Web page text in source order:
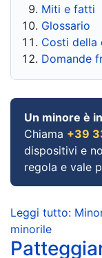
Miti e fatti
Glossario
Costi della
Domande
Un minore è
Chiama +39
dispositivi e
regola e vale
Leggi tutto:
minorile